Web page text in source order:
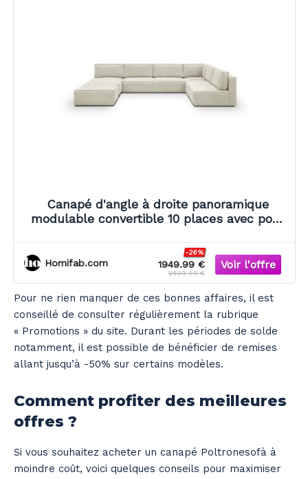
Canapé d'angle à droite panoramique
modulable convertible 10 places avec pouf
Homifab.com 1949.99 €
-26%
2639.99 €
Pour ne rien manquer de ces bonnes affaires, il est
conseillé de consulter régulièrement la rubrique
« Promotions » du site. Durant les périodes de solde
notamment, il est possible de bénéficier de remises
allant jusqu’à -50% sur certains modèles.
Comment profiter des meilleures
offres ?
Si vous souhaitez acheter un canapé Poltronesofà à
moindre coût, voici quelques conseils pour maximiser